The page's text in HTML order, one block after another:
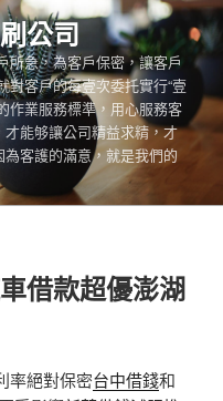
公司
所急，為客戶保密，讓客戶
對客戶的每壹次委托實行“壹
作業服務標準，用心服務客
能够讓公司精益求精，才
客護的滿意，就是我們的
借款超優澎湖
率絕對保密台中借錢和